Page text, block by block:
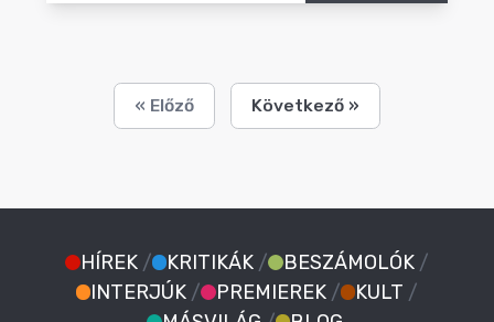
« Előző Következő »
HÍREK / KRITIKÁK / BESZÁMOLÓK /
INTERJÚK / PREMIEREK / KULT /